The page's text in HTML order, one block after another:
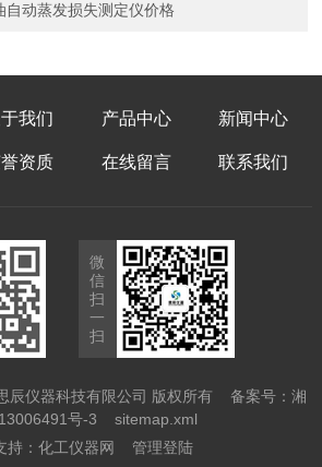
自动蒸发损失测定仪价格
我们 产品中心 新闻中心
资质 在线留言 联系我们
微
信
扫
一
扫
辰仪器科技有限公司 版权所有备案号：湘
号-3
sitemap.xml
持： 化工仪器网 管理登陆